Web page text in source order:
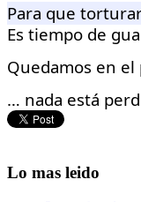
Para que
Es tiempo de
Quedamos en
… nada está
Lo mas leido